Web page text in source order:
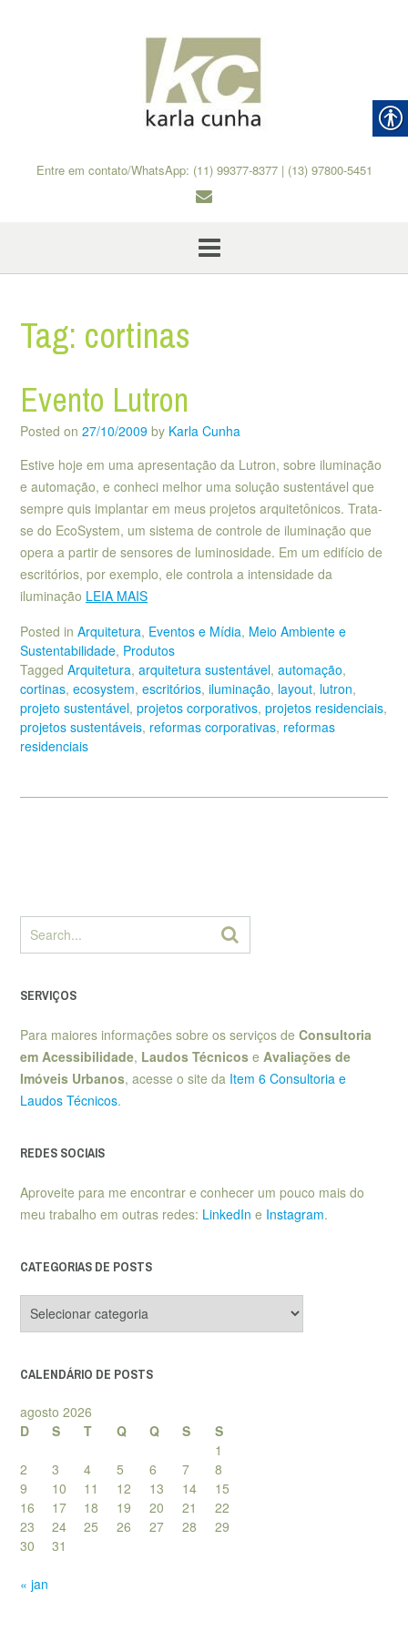
Entre em contato/WhatsApp: (11) 99377-8377 | (13) 97800-5451
Tag: cortinas
Evento Lutron
Posted on 27/10/2009 by Karla Cunha
Estive hoje em uma apresentação da Lutron, sobre iluminação
e automação, e conheci melhor uma solução sustentável que
sempre quis implantar em meus projetos arquitetônicos. Trata-
se do EcoSystem, um sistema de controle de iluminação que
opera a partir de sensores de luminosidade. Em um edifício de
escritórios, por exemplo, ele controla a intensidade da
iluminação LEIA MAIS
Posted in Arquitetura, Eventos e Mídia, Meio Ambiente e
Sustentabilidade, Produtos
Tagged Arquitetura, arquitetura sustentável, automação,
cortinas, ecosystem, escritórios, iluminação, layout, lutron,
projeto sustentável, projetos corporativos, projetos residenciais,
projetos sustentáveis, reformas corporativas, reformas
residenciais
SERVIÇOS
Para maiores informações sobre os serviços de Consultoria
em Acessibilidade, Laudos Técnicos e Avaliações de
Imóveis Urbanos, acesse o site da Item 6 Consultoria e
Laudos Técnicos.
REDES SOCIAIS
Aproveite para me encontrar e conhecer um pouco mais do
meu trabalho em outras redes: LinkedIn e Instagram.
CATEGORIAS DE POSTS
de
CALENDÁRIO DE POSTS
agosto 2026
D
S T Q Q S
S
1
2
3 4 5 6 7
8
9
10 11 12 13 14
15
16
17 18 19 20 21
22
23
24 25 26 27 28
29
30
31
« jan